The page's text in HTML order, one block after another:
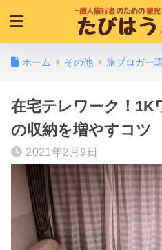
ホーム その他 旅ブロガー
在宅テレワーク！1K
の収納を増やすコツ
2021年2月9日